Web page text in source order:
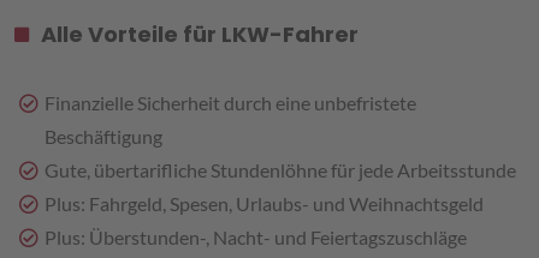
Alle Vorteile für LKW-Fahrer
Finanzielle Sicherheit durch eine unbefristete
Beschäftigung
Gute, übertarifliche Stundenlöhne für jede Arbeitsstunde
Plus: Fahrgeld, Spesen, Urlaubs- und Weihnachtsgeld
Plus: Überstunden-, Nacht- und Feiertagszuschläge